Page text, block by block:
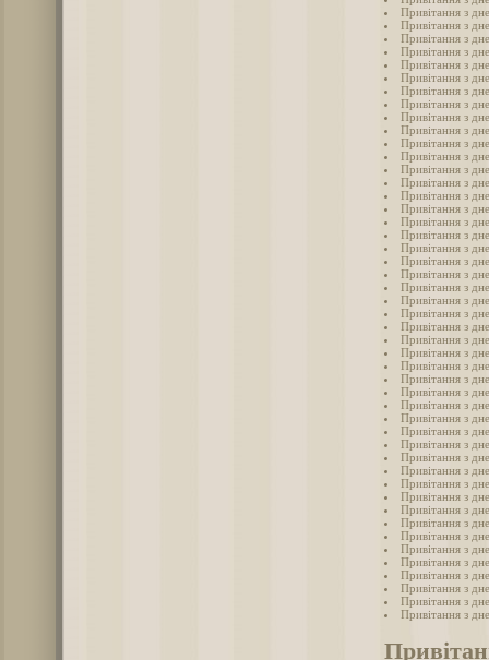
Привітання з
Привітання з
Привітання з
Привітання з
Привітання з
Привітання з
Привітання з
Привітання з
Привітання з
Привітання з
Привітання з
Привітання з
Привітання з
Привітання з
Привітання з
Привітання з
Привітання з
Привітання з
Привітання з
Привітання з
Привітання з
Привітання з
Привітання з
Привітання з
Привітання з
Привітання з
Привітання з
Привітання з
Привітання з
Привітання з
Привітання з
Привітання з
Привітання з
Привітання з
Привітання з
Привітання з
Привітання з
Привітання з
Привітання з
Привітання з
Привітання з
Привітання з
Привітання з
Привітання з
Привітання з
Привітання з
Привітання з